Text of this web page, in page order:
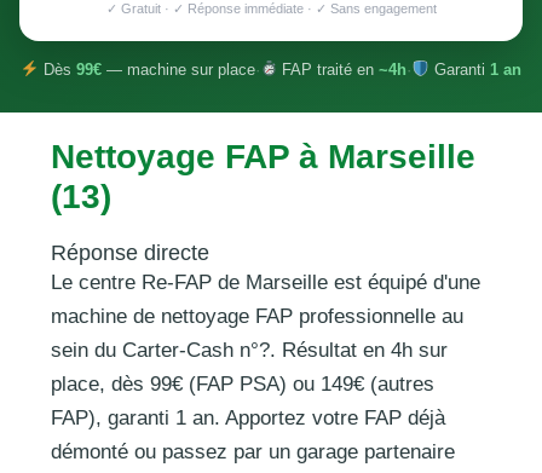
✓ Gratuit · ✓ Réponse immédiate · ✓ Sans engagement
Dès 99€— machine sur place· FAP traité en~4h· Garanti1 an
Nettoyage FAP à Marseille
(13)
Réponse directe
Le centre Re-FAP de Marseille est équipé d'une
machine de nettoyage FAP professionnelle au
sein du Carter-Cash n°?. Résultat en 4h sur
place, dès 99€ (FAP PSA) ou 149€ (autres
FAP), garanti 1 an. Apportez votre FAP déjà
démonté ou passez par un garage partenaire